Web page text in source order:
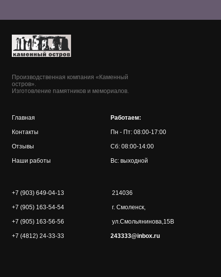
Производственная компания «Каменный
остров».
Изготовление памятников и мемориалов.
Главная
Контакты
Отзывы
Наши работы
Работаем:
Пн - Пт: 08:00-17:00
Сб: 08:00-14:00
Вс: выходной
+7 (903) 649-04-13
+7 (905) 163-54-54
+7 (905) 163-56-56
+7 (4812) 24-33-33
214036
г. Смоленск,
ул.Смольянинова,15В
243333@inbox.ru